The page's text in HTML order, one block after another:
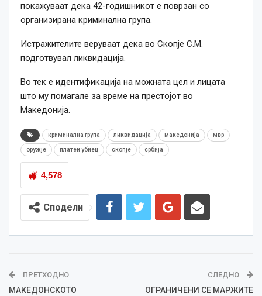
покажуваат дека 42-годишникот е поврзан со
организирана криминална група.
Истражителите веруваат дека во Скопје С.М.
подготвувал ликвидација.
Во тек е идентификација на можната цел и лицата
што му помагале за време на престојот во
Македонија.
криминална група ликвидација македонија мвр
оружје платен убиец скопје србија
4,578
Сподели
ПРЕТХОДНО
МАКЕДОНСКОТО
СЛЕДНО
ОГРАНИЧЕНИ СЕ МАРЖИТЕ